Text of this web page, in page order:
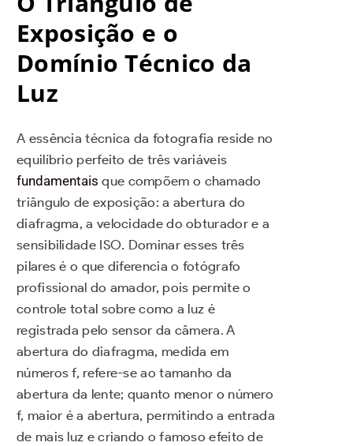
Exposição e o
Domínio Técnico da
Luz
A essência técnica da fotografia reside no
equilíbrio perfeito de três variáveis
fundamentais que compõem o chamado
triângulo de exposição: a abertura do
diafragma, a velocidade do obturador e a
sensibilidade ISO. Dominar esses três
pilares é o que diferencia o fotógrafo
profissional do amador, pois permite o
controle total sobre como a luz é
registrada pelo sensor da câmera. A
abertura do diafragma, medida em
números f, refere-se ao tamanho da
abertura da lente; quanto menor o número
f, maior é a abertura, permitindo a entrada
de mais luz e criando o famoso efeito de